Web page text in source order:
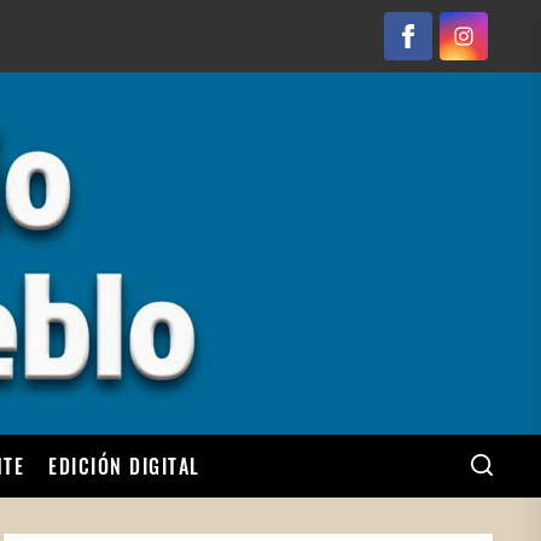
FacebookInstagram
EDICIÓN DIGITAL